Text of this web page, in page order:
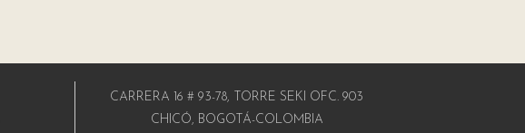
CARRERA 16 # 93-78, TORRE SEKI OFC. 903
CHICÓ, BOGOTÁ-COLOMBIA